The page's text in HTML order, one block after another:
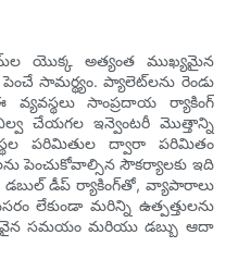
యొక్క అత్యంత ముఖ్యమైన
సామర్థ్యం. ప్యాలెట్‌లను రెండు
సాంప్రదాయ ర్యాకింగ్
చేయగల ఇన్వెంటరీ మొత్తాన్ని
స్థల పరిమితుల ద్వారా పరిమితం
పెంచుకోవాల్సిన సౌకర్యాలకు ఇది
డబుల్ డీప్ ర్యాకింగ్‌తో, వ్యాపారాలు
లేకుండా మరిన్ని ఉత్పత్తులను
సమయం మరియు డబ్బు ఆదా